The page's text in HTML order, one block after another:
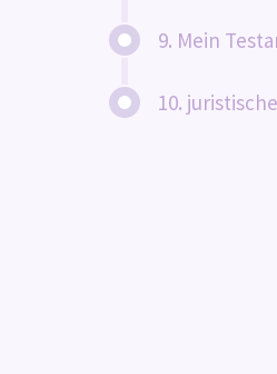
9. Mein
10.